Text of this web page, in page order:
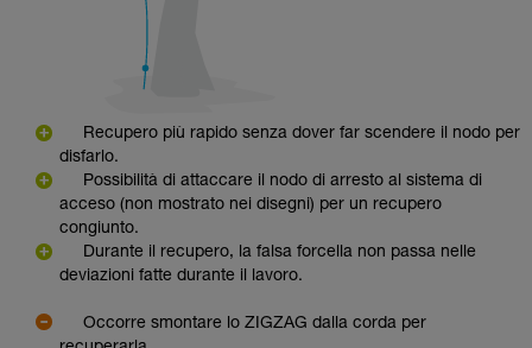
Recupero più rapido senza dover far scendere il nodo per
disfarlo.
Possibilità di attaccare il nodo di arresto al sistema di
acceso (non mostrato nei disegni) per un recupero
congiunto.
Durante il recupero, la falsa forcella non passa nelle
deviazioni fatte durante il lavoro.
Occorre smontare lo ZIGZAG dalla corda per